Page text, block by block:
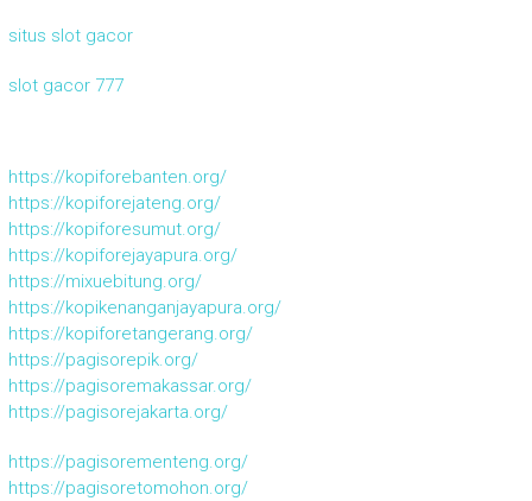
situs slot gacor
slot gacor 777
https://kopiforebanten.org/
https://kopiforejateng.org/
https://kopiforesumut.org/
https://kopiforejayapura.org/
https://mixuebitung.org/
https://kopikenanganjayapura.org/
https://kopiforetangerang.org/
https://pagisorepik.org/
https://pagisoremakassar.org/
https://pagisorejakarta.org/
https://pagisorementeng.org/
https://pagisoretomohon.org/